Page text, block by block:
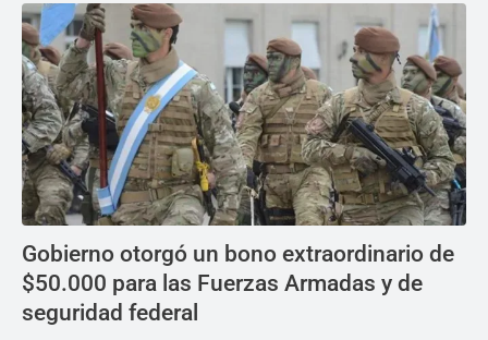
Gobierno otorgó un bono extraordinario de
$50.000 para las Fuerzas Armadas y de
seguridad federal